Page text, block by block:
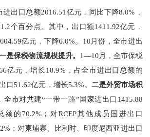
进出口总额2016.51 亿元，同比下降8.0% ，
1.2个百分点。其中，出口额1411.92亿元，
604.59亿元，下降6.0%。 10 月份，全市进出
是保税物流规模提升。 1—10 月 ，全市保税
亿元，增长18.9% ，占全市进出口总额的
口51.62亿元， 增长5.3%。 二是外贸市场积
全市对共建“一带一路”国家进出口 1415.88
额的 70.2% ；对RCEP其他成员国进出口
；对柬埔寨、比利时、印度尼西亚进出口